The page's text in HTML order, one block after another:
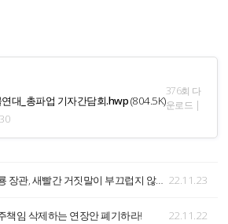
대_총파업 기자간담회.hwp(804.5K)
376회 다
운로드 |
[논평]_원희룡 장관, 새빨간 거짓말이 부끄럽지 않은가? - 화물연대 파업 관련 원희룡 장관 인터뷰에 부쳐 - 22.11.23
책임 삭제하는 연장안 폐기하라! 22.11.22